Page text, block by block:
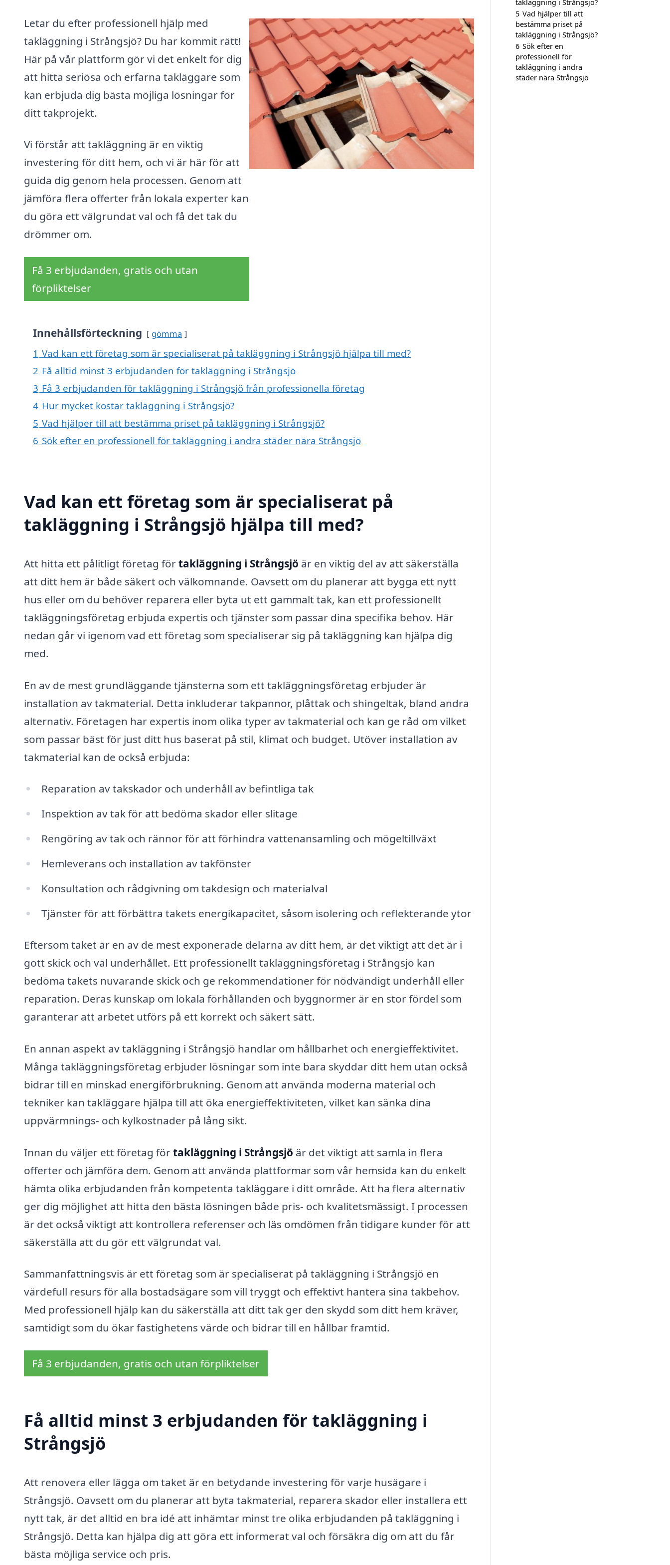
Letar du efter professionell hjälp med
takläggning i Strångsjö? Du har kommit rätt!
Här på vår plattform gör vi det enkelt för dig
att hitta seriösa och erfarna takläggare som
kan erbjuda dig bästa möjliga lösningar för
ditt takprojekt.
Vi förstår att takläggning är en viktig
investering för ditt hem, och vi är här för att
guida dig genom hela processen. Genom att
jämföra flera offerter från lokala experter kan
du göra ett välgrundat val och få det tak du
drömmer om.
Få 3 erbjudanden, gratis och utan
förpliktelser
Innehållsförteckning gömma
1 Vad kan ett företag som är specialiserat på takläggning i Strångsjö hjälpa till med?
2 Få alltid minst 3 erbjudanden för takläggning i Strångsjö
3 Få 3 erbjudanden för takläggning i Strångsjö från professionella företag
4 Hur mycket kostar takläggning i Strångsjö?
5 Vad hjälper till att bestämma priset på takläggning i Strångsjö?
6 Sök efter en professionell för takläggning i andra städer nära Strångsjö
Vad kan ett företag som är specialiserat på
takläggning i Strångsjö hjälpa till med?
Att hitta ett pålitligt företag förtakläggning i Strångsjö är en viktig del av att säkerställa
att ditt hem är både säkert och välkomnande. Oavsett om du planerar att bygga ett nytt
hus eller om du behöver reparera eller byta ut ett gammalt tak, kan ett professionellt
takläggningsföretag erbjuda expertis och tjänster som passar dina specifika behov. Här
nedan går vi igenom vad ett företag som specialiserar sig på takläggning kan hjälpa dig
med.
En av de mest grundläggande tjänsterna som ett takläggningsföretag erbjuder är
installation av takmaterial. Detta inkluderar takpannor, plåttak och shingeltak, bland andra
alternativ. Företagen har expertis inom olika typer av takmaterial och kan ge råd om vilket
som passar bäst för just ditt hus baserat på stil, klimat och budget. Utöver installation av
takmaterial kan de också erbjuda:
Reparation av takskador och underhåll av befintliga tak
Inspektion av tak för att bedöma skador eller slitage
Rengöring av tak och rännor för att förhindra vattenansamling och mögeltillväxt
Hemleverans och installation av takfönster
Konsultation och rådgivning om takdesign och materialval
Tjänster för att förbättra takets energikapacitet, såsom isolering och reflekterande ytor
Eftersom taket är en av de mest exponerade delarna av ditt hem, är det viktigt att det är i
gott skick och väl underhållet. Ett professionellt takläggningsföretag i Strångsjö kan
bedöma takets nuvarande skick och ge rekommendationer för nödvändigt underhåll eller
reparation. Deras kunskap om lokala förhållanden och byggnormer är en stor fördel som
garanterar att arbetet utförs på ett korrekt och säkert sätt.
En annan aspekt av takläggning i Strångsjö handlar om hållbarhet och energieffektivitet.
Många takläggningsföretag erbjuder lösningar som inte bara skyddar ditt hem utan också
bidrar till en minskad energiförbrukning. Genom att använda moderna material och
tekniker kan takläggare hjälpa till att öka energieffektiviteten, vilket kan sänka dina
uppvärmnings- och kylkostnader på lång sikt.
Innan du väljer ett företag förtakläggning i Strångsjö är det viktigt att samla in flera
offerter och jämföra dem. Genom att använda plattformar som vår hemsida kan du enkelt
hämta olika erbjudanden från kompetenta takläggare i ditt område. Att ha flera alternativ
ger dig möjlighet att hitta den bästa lösningen både pris- och kvalitetsmässigt. I processen
är det också viktigt att kontrollera referenser och läs omdömen från tidigare kunder för att
säkerställa att du gör ett välgrundat val.
Sammanfattningsvis är ett företag som är specialiserat på takläggning i Strångsjö en
värdefull resurs för alla bostadsägare som vill tryggt och effektivt hantera sina takbehov.
Med professionell hjälp kan du säkerställa att ditt tak ger den skydd som ditt hem kräver,
samtidigt som du ökar fastighetens värde och bidrar till en hållbar framtid.
Få 3 erbjudanden, gratis och utan förpliktelser
Få alltid minst 3 erbjudanden för takläggning i
Strångsjö
Att renovera eller lägga om taket är en betydande investering för varje husägare i
Strångsjö. Oavsett om du planerar att byta takmaterial, reparera skador eller installera ett
nytt tak, är det alltid en bra idé att inhämtar minst tre olika erbjudanden på takläggning i
Strångsjö. Detta kan hjälpa dig att göra ett informerat val och försäkra dig om att du får
bästa möjliga service och pris.
takläggning i Strångsjö?
5 Vad hjälper till att
bestämma priset på
takläggning i Strångsjö?
6 Sök efter en
professionell för
takläggning i andra
städer nära Strångsjö